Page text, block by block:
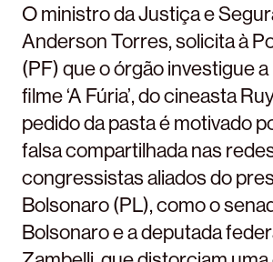
O ministro da Justiça e
Anderson Torres, solicita à
(PF) que o órgão investigue
filme ‘A Fúria’, do cineasta
pedido da pasta é motivado
falsa compartilhada nas
congressistas aliados do
Bolsonaro (PL), como o
Bolsonaro e a deputada